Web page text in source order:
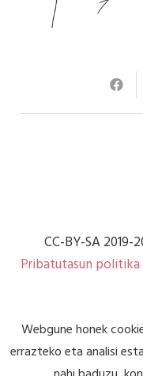
CC-BY-SA 2019-
Pribatutasun politika
Webgune honek
errazteko eta analisi